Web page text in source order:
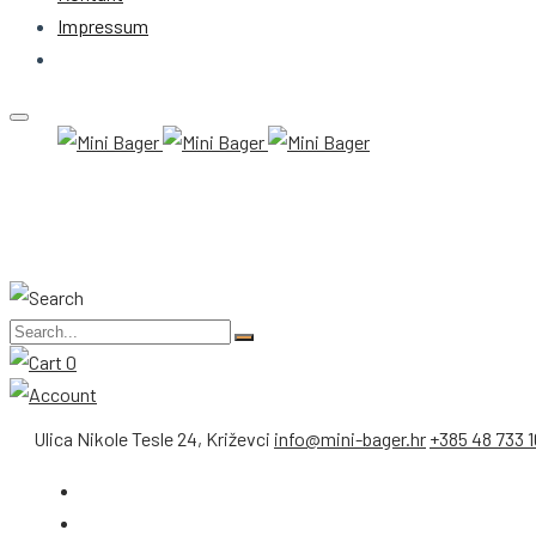
Impressum
0
Ulica Nikole Tesle 24, Križevci info@mini-bager.hr +385 48 733